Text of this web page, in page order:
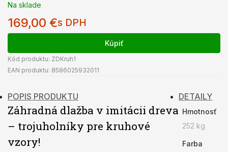
O NÁS
Na sklade
169,00 €s DPH
Kúpiť
Kód produktu: ZDKruh1
EAN produktu: 8586025932011
POPIS PRODUKTU
Záhradná dlažba v imitácii dreva
– trojuholníky pre kruhové
vzory!
DETAILY
Hmotnosť
252 kg
Farba